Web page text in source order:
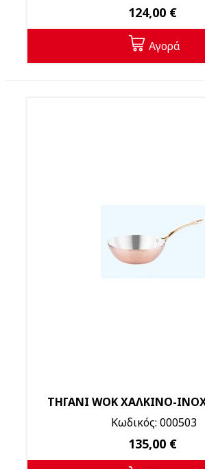
124,00 €
Αγορά
ΤΗΓΑΝΙ WOK ΧΑΛΚΙΝΟ-ΙΝΟΧ
Κωδικός: 000503
135,00 €